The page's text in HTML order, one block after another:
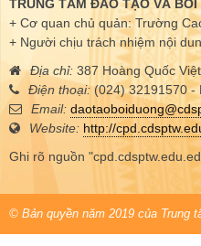
TRUNG TÂM ĐÀO TẠO VÀ
+ Cơ quan chủ quản: Trường
+ Người chịu trách nhiệm nội
Địa chỉ: 387 Hoàng Quốc
Điện thoại:(024) 32191570 -
Email:
Website: http://
Ghi rõ nguồn
© Bản quyền năm 2019 của Trung